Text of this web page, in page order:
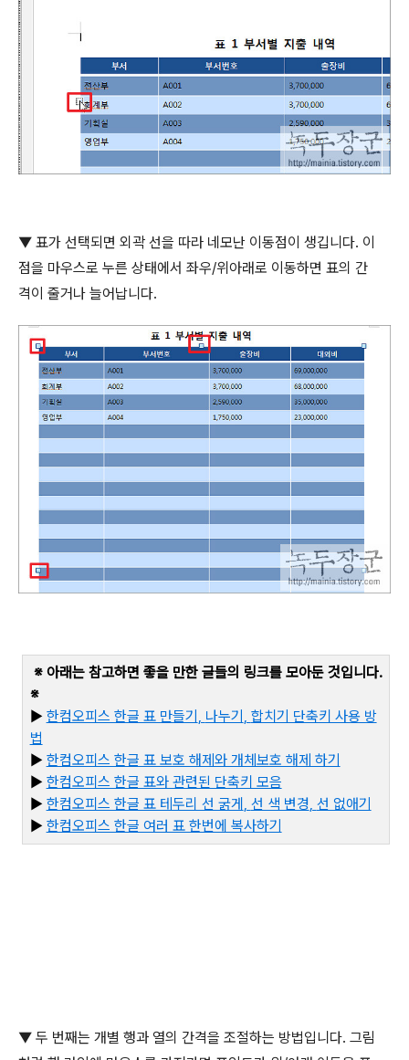
▼ 표가 선택되면 외곽 선을 따라 네모난 이동점이 생깁니다. 이
점을 마우스로 누른 상태에서 좌우/위아래로 이동하면 표의 간
격이 줄거나 늘어납니다.
※ 아래는 참고하면 좋을 만한 글들의 링크를 모아둔 것입니다.
※
▶ 한컴오피스 한글 표 만들기, 나누기, 합치기 단축키 사용 방
법
▶ 한컴오피스 한글 표 보호 해제와 개체보호 해제 하기
▶ 한컴오피스 한글 표와 관련된 단축키 모음
▶ 한컴오피스 한글 표 테두리 선 굵게, 선 색 변경, 선 없애기
▶ 한컴오피스 한글 여러 표 한번에 복사하기
▼ 두 번째는 개별 행과 열의 간격을 조절하는 방법입니다. 그림